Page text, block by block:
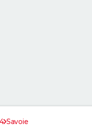
Savoie